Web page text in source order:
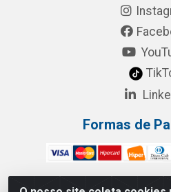
Formas de